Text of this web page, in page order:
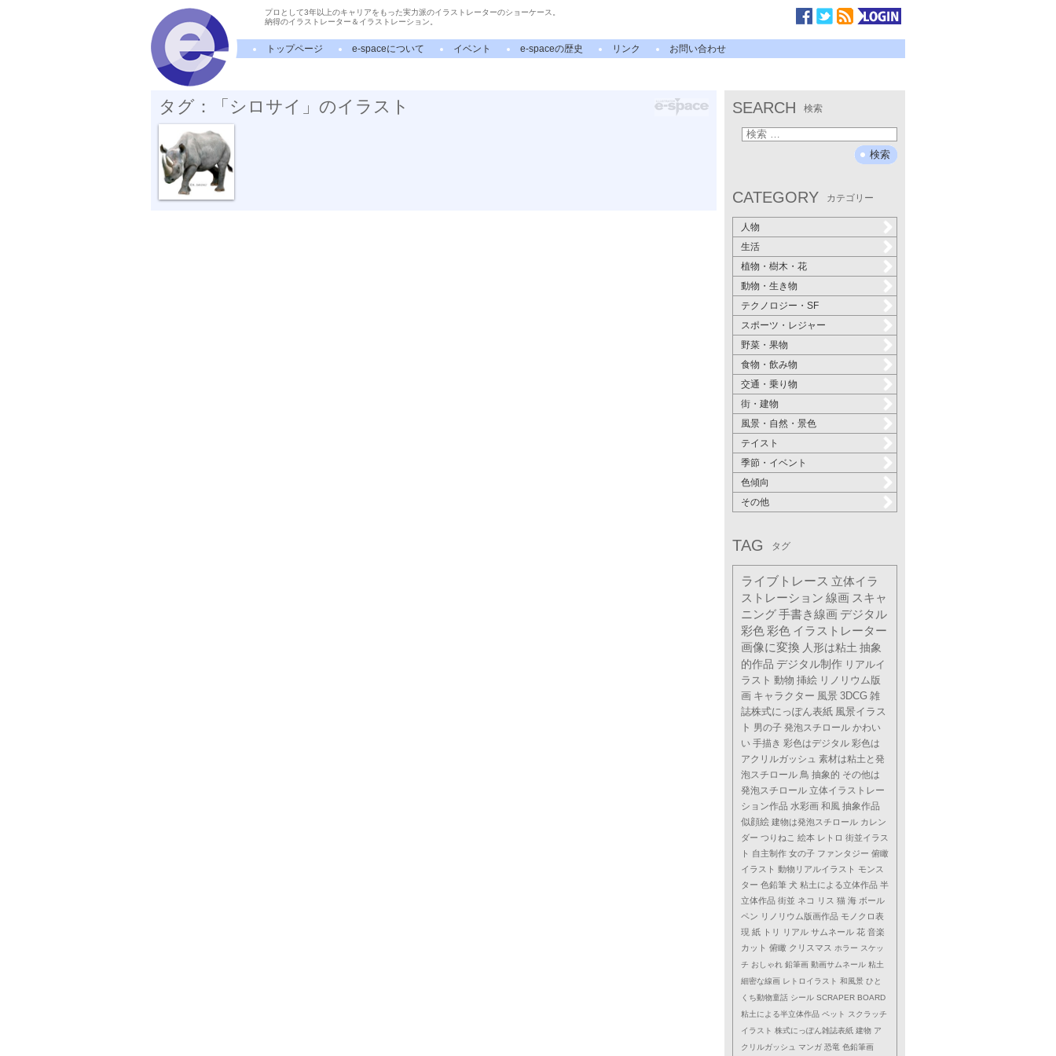
プロとして3年以上のキャリアをもった実力派のイラストレーターのショーケース。
納得のイラストレーター＆イラストレーション。
トップページ e-spaceについて イベント e-spaceの歴史 リンク お問い合わせ
タグ：「シロサイ」のイラスト
動物リアルイ... SEARCH 検索
CATEGORY カテゴリー
人物
生活
植物・樹木・花
動物・生き物
テクノロジー・SF
スポーツ・レジャー
野菜・果物
食物・飲み物
交通・乗り物
街・建物
風景・自然・景色
テイスト
季節・イベント
色傾向
その他
TAG タグ
ライブトレース 立体イラ
ストレーション 線画 スキャ
ニング手書き線画 デジタル
彩色彩色 イラストレーター
画像に変換 人形は粘土 抽象
的作品 デジタル制作 リアルイ
ラスト 動物 挿絵 リノリウム版
画 キャラクター 風景 3DCG 雑
誌株式にっぽん表紙 風景イラス
ト 男の子 発泡スチロール かわい
い 手描き 彩色はデジタル 彩色は
アクリルガッシュ 素材は粘土と発
泡スチロール 鳥 抽象的 その他は
発泡スチロール 立体イラストレー
ション作品 水彩画 和風 抽象作品
似顔絵 建物は発泡スチロール カレン
ダー つりねこ 絵本 レトロ 街並イラス
ト 自主制作 女の子 ファンタジー 俯瞰
イラスト 動物リアルイラスト モンス
ター 色鉛筆 犬 粘土による立体作品 半
立体作品 街並 ネコ リス 猫 海 ボール
ペン リノリウム版画作品 モノクロ表
現 紙 トリ リアル サムネール 花 音楽
カット 俯瞰 クリスマス ホラー スケッ
チ おしゃれ 鉛筆画 動画サムネール 粘土
細密な線画 レトロイラスト 和風景 ひと
くち動物童話 シール SCRAPER BOARD
粘土による半立体作品 ペット
スクラッチ
イラスト 株式にっぽん雑誌表紙 建物 ア
クリルガッシュ
マンガ 恐竜 色鉛筆画